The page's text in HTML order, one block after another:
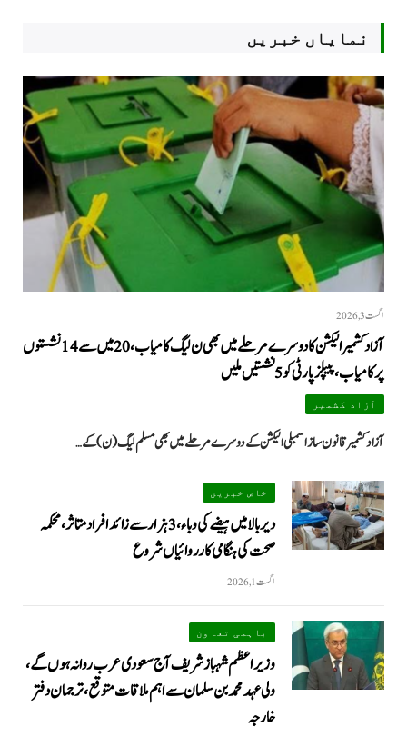
نمایاں خبریں
اگست 3, 2026
آزاد کشمیر الیکشن کا دوسرے مرحلے میں بھی ن لیگ کامیاب، 20 میں سے 14 نشستوں
پر کامیاب، پیپلزپارٹی کو 5 نشستیں ملیں
آزاد کشمیر
آزاد کشمیر قانون ساز اسمبلی الیکشن کے دوسرے مرحلے میں بھی مسلم لیگ (ن) کے…
خاص خبریں
دیر بالا میں ہیضے کی وباء، 3 ہزار سے زائد افراد متاثر، محکمہ
صحت کی ہنگامی کارروائیاں شروع
اگست 1, 2026
باہمی تعاون
وزیراعظم شہباز شریف آج سعودی عرب روانہ ہوں گے،
ولی عہد محمد بن سلمان سے اہم ملاقات متوقع، ترجمان دفتر
خارجہ